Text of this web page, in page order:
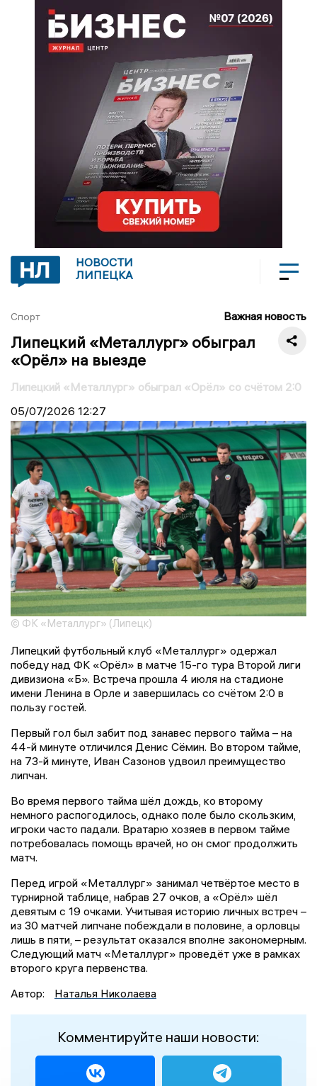
НОВОСТИ
ЛИПЕЦКА
Спорт Важная новость
Липецкий «Металлург» обыграл
«Орёл» на выезде
Липецкий «Металлург» обыграл «Орёл» со счётом 2:0
05/07/2026 12:27
© ФК «Металлург» (Липецк)
Липецкий футбольный клуб «Металлург» одержал
победу над ФК «Орёл» в матче 15-го тура Второй лиги
дивизиона «Б». Встреча прошла 4 июля на стадионе
имени Ленина в Орле и завершилась со счётом 2:0 в
пользу гостей.
Первый гол был забит под занавес первого тайма – на
44-й минуте отличился Денис Сёмин. Во втором тайме,
на 73-й минуте, Иван Сазонов удвоил преимущество
липчан.
Во время первого тайма шёл дождь, ко второму
немного распогодилось, однако поле было скользким,
игроки часто падали. Вратарю хозяев в первом тайме
потребовалась помощь врачей, но он смог продолжить
матч.
Перед игрой «Металлург» занимал четвёртое место в
турнирной таблице, набрав 27 очков, а «Орёл» шёл
девятым с 19 очками. Учитывая историю личных встреч –
из 30 матчей липчане побеждали в половине, а орловцы
лишь в пяти, – результат оказался вполне закономерным.
Следующий матч «Металлург» проведёт уже в рамках
второго круга первенства.
Автор:
Наталья Николаева
Комментируйте наши новости: